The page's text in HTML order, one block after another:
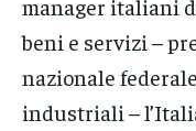
manager italiani
beni e servizi –
nazionale
industriali –